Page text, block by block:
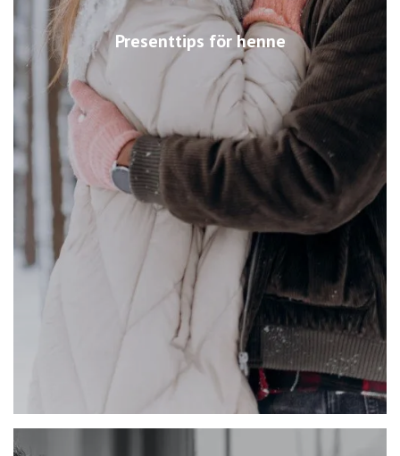
Presenttips för henne